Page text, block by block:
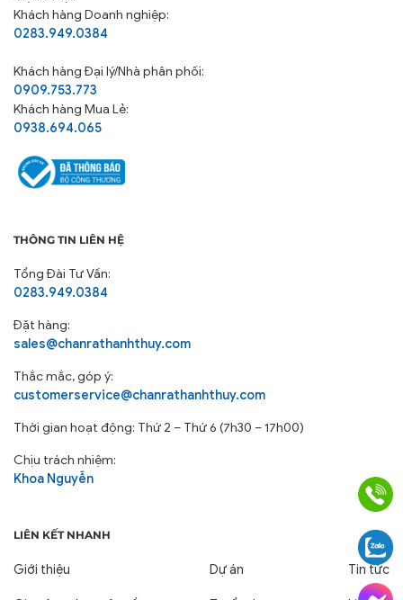
Khách hàng Doanh nghiệp:
0283.949.0384
Khách hàngĐại lý/Nhà phân phối:
0909.753.773
Khách hàng Mua Lẻ:
0938.694.065
THÔNG TIN LIÊN HỆ
Tổng Đài Tư Vấn:
0283.949.0384
Đặt hàng:
sales@chanrathanhthuy.com
Thắc mắc, góp ý:
customerservice@chanrathanhthuy.com
Thời gian hoạt động: Thứ 2 – Thứ 6 (7h30 – 17h00)
Chịu trách nhiệm:
Khoa Nguyễn
LIÊN KẾT NHANH
Giới thiệu Dự án Tin tức